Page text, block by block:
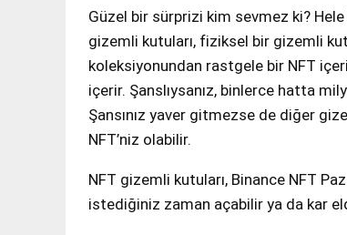
Güzel bir sürprizi kim sevmez ki?
gizemli kutuları, fiziksel bir gizemli
koleksiyonundan rastgele bir NFT
içerir. Şanslıysanız, binlerce hatta
Şansınız yaver gitmezse de diğer
NFT’niz olabilir.
NFT gizemli kutuları, Binance NFT
istediğiniz zaman açabilir ya da kar